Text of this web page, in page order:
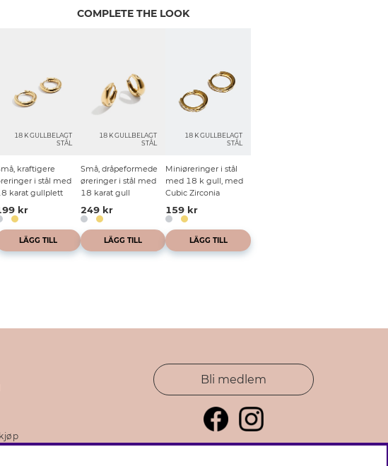
COMPLETE THE LOOK
18 K GULLBELAGT
STÅL
kraftigere
i stål med
karat gullplett
kr
LÄGG TILL
18 K GULLBELAGT
STÅL
Små, dråpeformede
øreringer i stål med
18 karat gull
249 kr
LÄGG TILL
18 K GULLBELAGT
STÅL
Miniøreringer i stål
med 18 k gull, med
Cubic Zirconia
159 kr
LÄGG TILL
Bli medlem